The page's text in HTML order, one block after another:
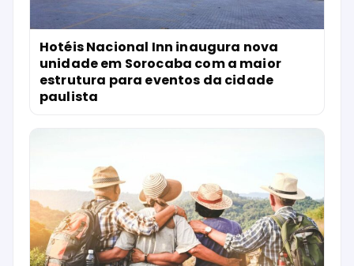
Hotéis Nacional Inn inaugura nova
unidade em Sorocaba com a maior
estrutura para eventos da cidade
paulista